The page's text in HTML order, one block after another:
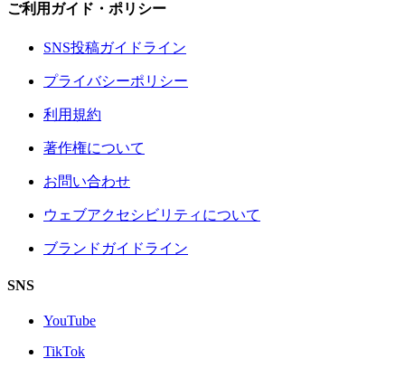
ご利用ガイド・ポリシー
SNS投稿ガイドライン
プライバシーポリシー
利用規約
著作権について
お問い合わせ
ウェブアクセシビリティについて
ブランドガイドライン
SNS
YouTube
TikTok